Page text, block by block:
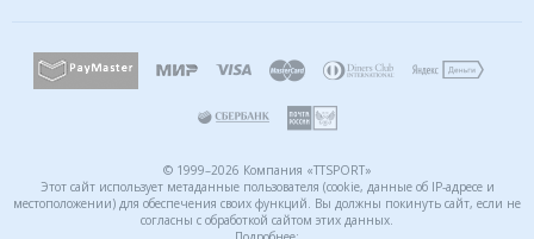
© 1999–2026 Компания «TTSPORT»
Этот сайт использует метаданные пользователя (cookie, данные об IP-адресе и
местоположении) для обеспечения своих функций. Вы должны покинуть сайт, если не
согласны с обработкой сайтом этих данных.